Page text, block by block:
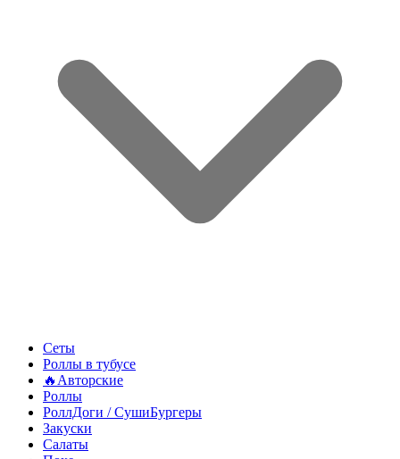
Сеты
Роллы в тубусе
🔥Авторские
Роллы
РоллДоги / СушиБургеры
Закуски
Салаты